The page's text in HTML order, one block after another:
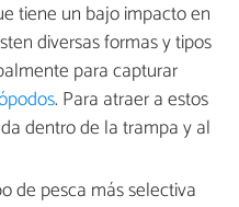
tiene un bajo impacto en
diversas formas y tipos
para capturar
. Para atraer a estos
dentro de la trampa y al
de pesca más selectiva